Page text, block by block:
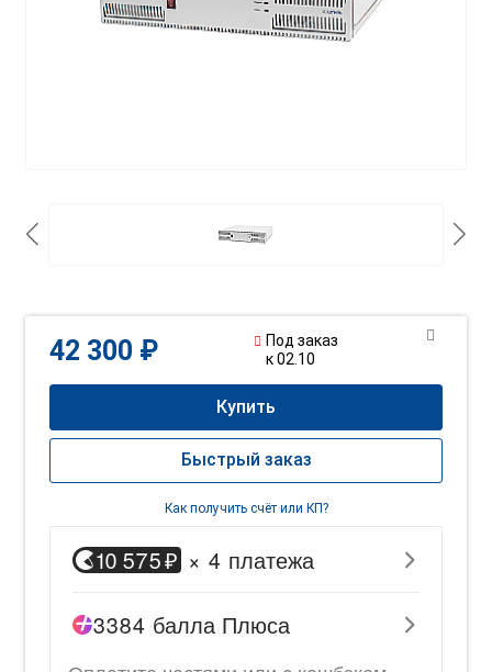
42 300 ₽
Под заказ
к 02.10
Купить
Быстрый заказ
Как получить счёт или КП?